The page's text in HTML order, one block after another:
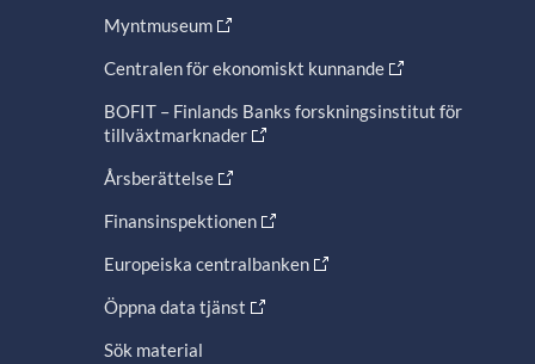
Myntmuseum
Centralen för ekonomiskt kunnande
BOFIT – Finlands Banks forskningsinstitut för
tillväxtmarknader
Årsberättelse
Finansinspektionen
Europeiska centralbanken
Öppna data tjänst
Sök material